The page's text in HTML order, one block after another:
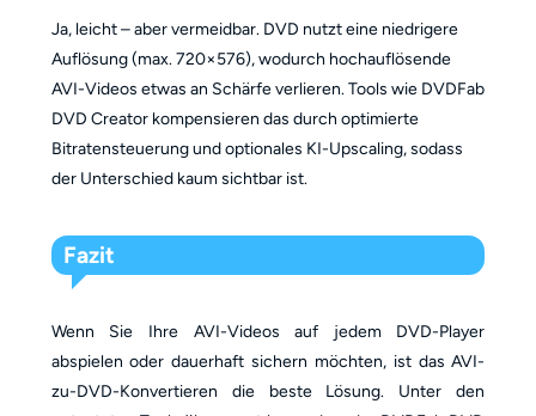
Ja, leicht – aber vermeidbar. DVD nutzt eine niedrigere
Auflösung (max. 720×576), wodurch hochauflösende
AVI-Videos etwas an Schärfe verlieren. Tools wie DVDFab
DVD Creator kompensieren das durch optimierte
Bitratensteuerung und optionales KI-Upscaling, sodass
der Unterschied kaum sichtbar ist.
Fazit
Wenn Sie Ihre AVI-Videos auf jedem DVD-Player
abspielen oder dauerhaft sichern möchten, ist das AVI-
zu-DVD-Konvertieren die beste Lösung. Unter den